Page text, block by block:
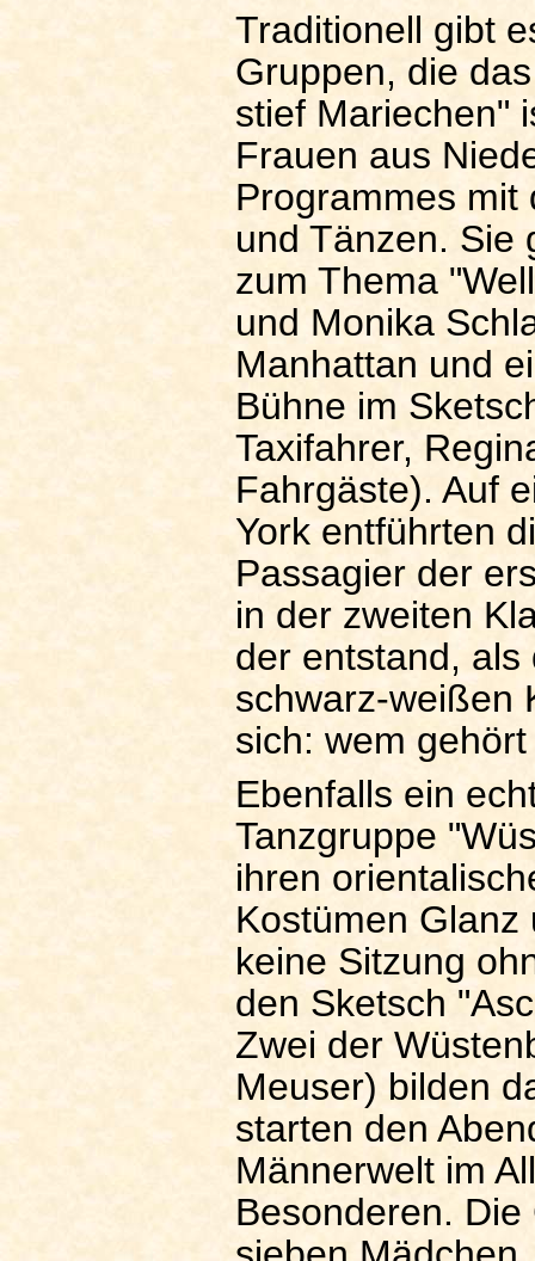
Traditionell gibt
Gruppen, die
stief Mariechen"
Frauen aus
Programmes mit
und Tänzen. Sie
zum Thema
und Monika
Manhattan und
Bühne im
Taxifahrer,
Fahrgäste). Auf
York entführten
Passagier der
in der zweiten
der entstand, als
schwarz-weißen
sich: wem
Ebenfalls ein
Tanzgruppe
ihren
Kostümen
keine Sitzung
den Sketsch
Zwei der
Meuser) bilden
starten den
Männerwelt im
Besonderen.